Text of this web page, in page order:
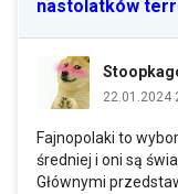
nastolatków
22.01.2024
Fajnopolaki to
średniej i oni są
Głównymi